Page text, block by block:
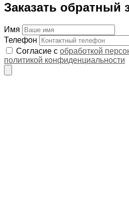
Заказать обратный
Имя
Телефон
Согласие с обработкой
политикой конфиденциальности